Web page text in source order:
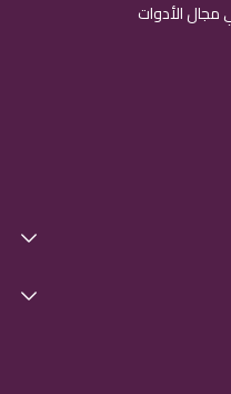
في مجال الأدوات